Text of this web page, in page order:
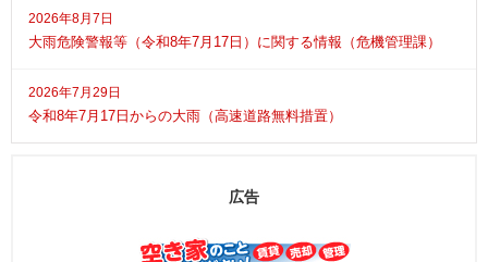
2026年8月7日
大雨危険警報等（令和8年7月17日）に関する情報（危機管理課）
2026年7月29日
令和8年7月17日からの大雨（高速道路無料措置）
広告